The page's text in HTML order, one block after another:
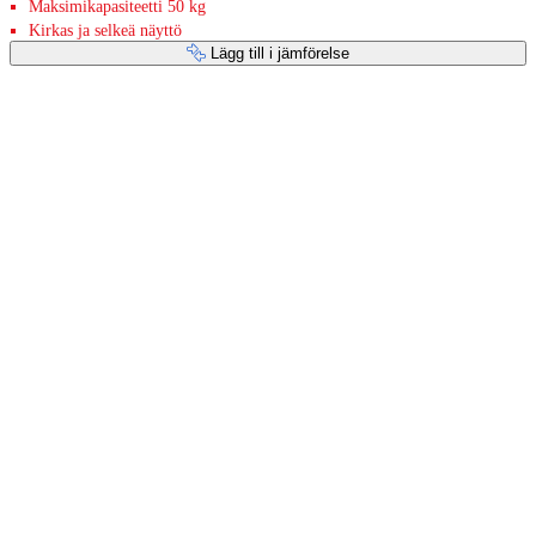
Maksimikapasiteetti 50 kg
Kirkas ja selkeä näyttö
Lägg till i jämförelse